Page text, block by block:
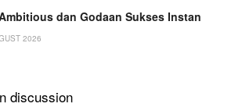
dan Godaan Sukses Instan
2026
discussion